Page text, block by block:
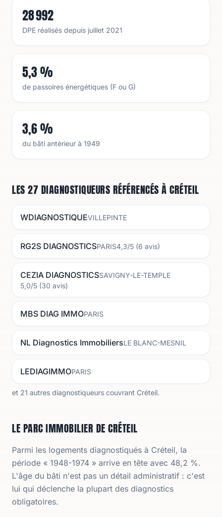
28 992
DPE réalisés depuis juillet 2021
5,3 %
de passoires énergétiques (F ou G)
3,6 %
du bâti antérieur à 1949
LES 27 DIAGNOSTIQUEURS RÉFÉRENCÉS À CRÉTEIL
WDIAGNOSTIQUEVILLEPINTE
RG2S DIAGNOSTICSPARIS4,3/5 (6 avis)
CEZIA DIAGNOSTICSSAVIGNY-LE-TEMPLE
5,0/5 (30 avis)
MBS DIAG IMMOPARIS
NL Diagnostics ImmobiliersLE BLANC-MESNIL
LEDIAGIMMOPARIS
et 21 autres diagnostiqueurs couvrant Créteil.
LE PARC IMMOBILIER DE CRÉTEIL
Parmi les logements diagnostiqués à Créteil, la
période « 1948-1974 » arrive en tête avec 48,2 %.
L'âge du bâti n'est pas un détail administratif : c'est
lui qui déclenche la plupart des diagnostics
obligatoires.